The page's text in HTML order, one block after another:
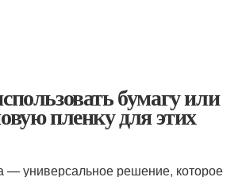
бумагу или
пленку для этих
— универсальное решение, которое